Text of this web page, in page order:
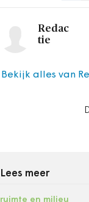
Redac
tie
Bekijk alles van
Lees meer
ruimte en milieu